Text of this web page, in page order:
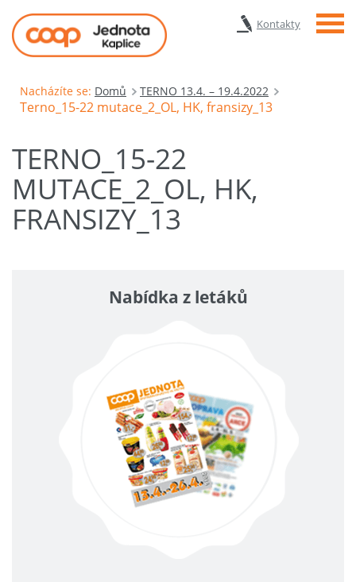
Kontakty Menu
Nacházíte se: Domů TERNO 13.4. – 19.4.2022
Terno_15-22 mutace_2_OL, HK, fransizy_13
TERNO_15-22
MUTACE_2_OL, HK,
FRANSIZY_13
Nabídka z letáků